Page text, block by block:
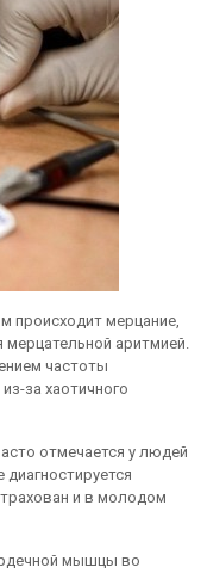
происходит мерцание,
аритмией.
частоты
за хаотичного
отмечается у людей
и в молодом
мышцы во